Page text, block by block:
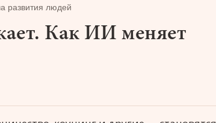
развития людей
Как ИИ меняет